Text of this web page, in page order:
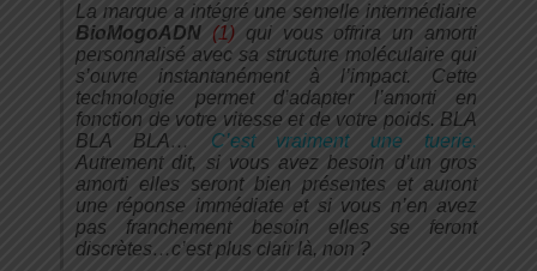
La marque a intégré une semelle intermédiaire
BioMogoADN (1) qui vous offrira un amorti
personnalisé avec sa structure moléculaire qui
s’ouvre instantanément à l’impact. Cette
technologie permet d’adapter l’amorti en
fonction de votre vitesse et de votre poids. BLA
BLA BLA… C’est vraiment une tuerie.
Autrement dit, si vous avez besoin d’un gros
amorti elles seront bien présentes et auront
une réponse immédiate et si vous n’en avez
pas franchement besoin elles se feront
discrètes…c’est plus clair là, non ?